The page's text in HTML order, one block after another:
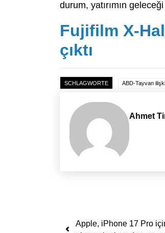
durum, yatırımın
Fujifilm X-
çıktı
SCHLAGWORTE ABD-Tayvan
Ahmet
Yazı
Apple, iPhone 17 Pro